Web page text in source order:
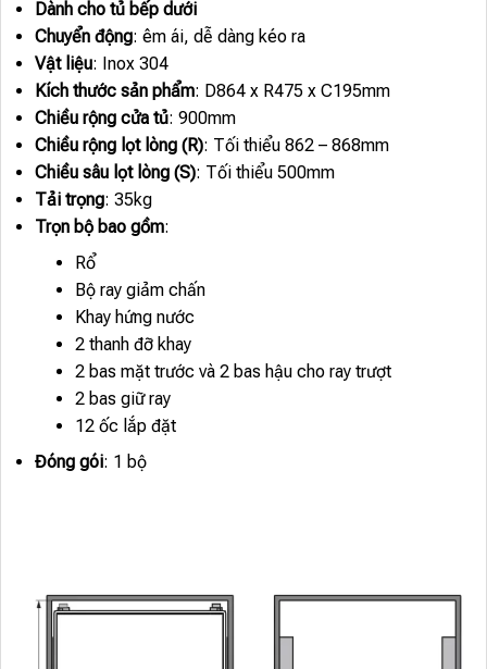
Dành cho tủ bếp dưới
Chuyển động: êm ái, dễ dàng kéo ra
Vật liệu: Inox 304
Kích thước sản phẩm: D864 x R475 x C195mm
Chiều rộng cửa tủ: 900mm
Chiều rộng lọt lòng (R): Tối thiểu 862 – 868mm
Chiều sâu lọt lòng (S): Tối thiểu 500mm
Tải trọng: 35kg
Trọn bộ bao gồm:
Rổ
Bộ ray giảm chấn
Khay hứng nước
2 thanh đỡ khay
2 bas mặt trước và 2 bas hậu cho ray trượt
2 bas giữ ray
12 ốc lắp đặt
Đóng gói: 1 bộ